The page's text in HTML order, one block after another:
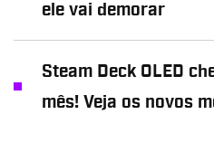
ele vai demorar
Steam Deck OLED
mês! Veja os novos